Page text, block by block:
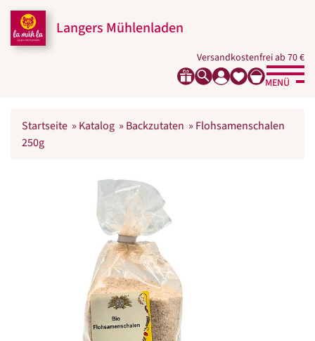
Langers Mühlenladen
Versandkostenfrei ab 70 €
MENÜ
Startseite » Katalog » Backzutaten » Flohsamenschalen
250g